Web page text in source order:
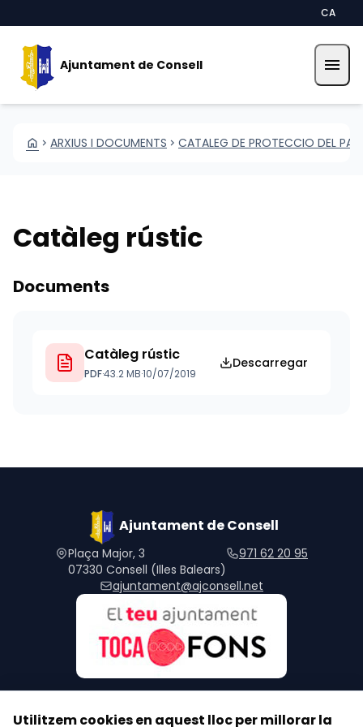
CA
Ajuntament de Consell menu
HOME CHEVRON_RIGHT ARXIUS I DOCUMENTS CHEVRON_RIGHT CATALEG DE PROTECCIO DEL
Catàleg rústic
Documents
Catàleg rústic
PDF·43.2 MB·10/07/2019
Descarregar
Ajuntament de Consell
Plaça Major, 3
07330 Consell (Illes Balears)
971 62 20 95
ajuntament@ajconsell.net
Utilitzem cookies en aquest lloc per millorar la